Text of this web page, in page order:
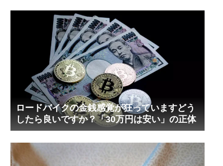
ロードバイクの金銭感覚が狂っていますどう
したら良いですか？「30万円は安い」の正体